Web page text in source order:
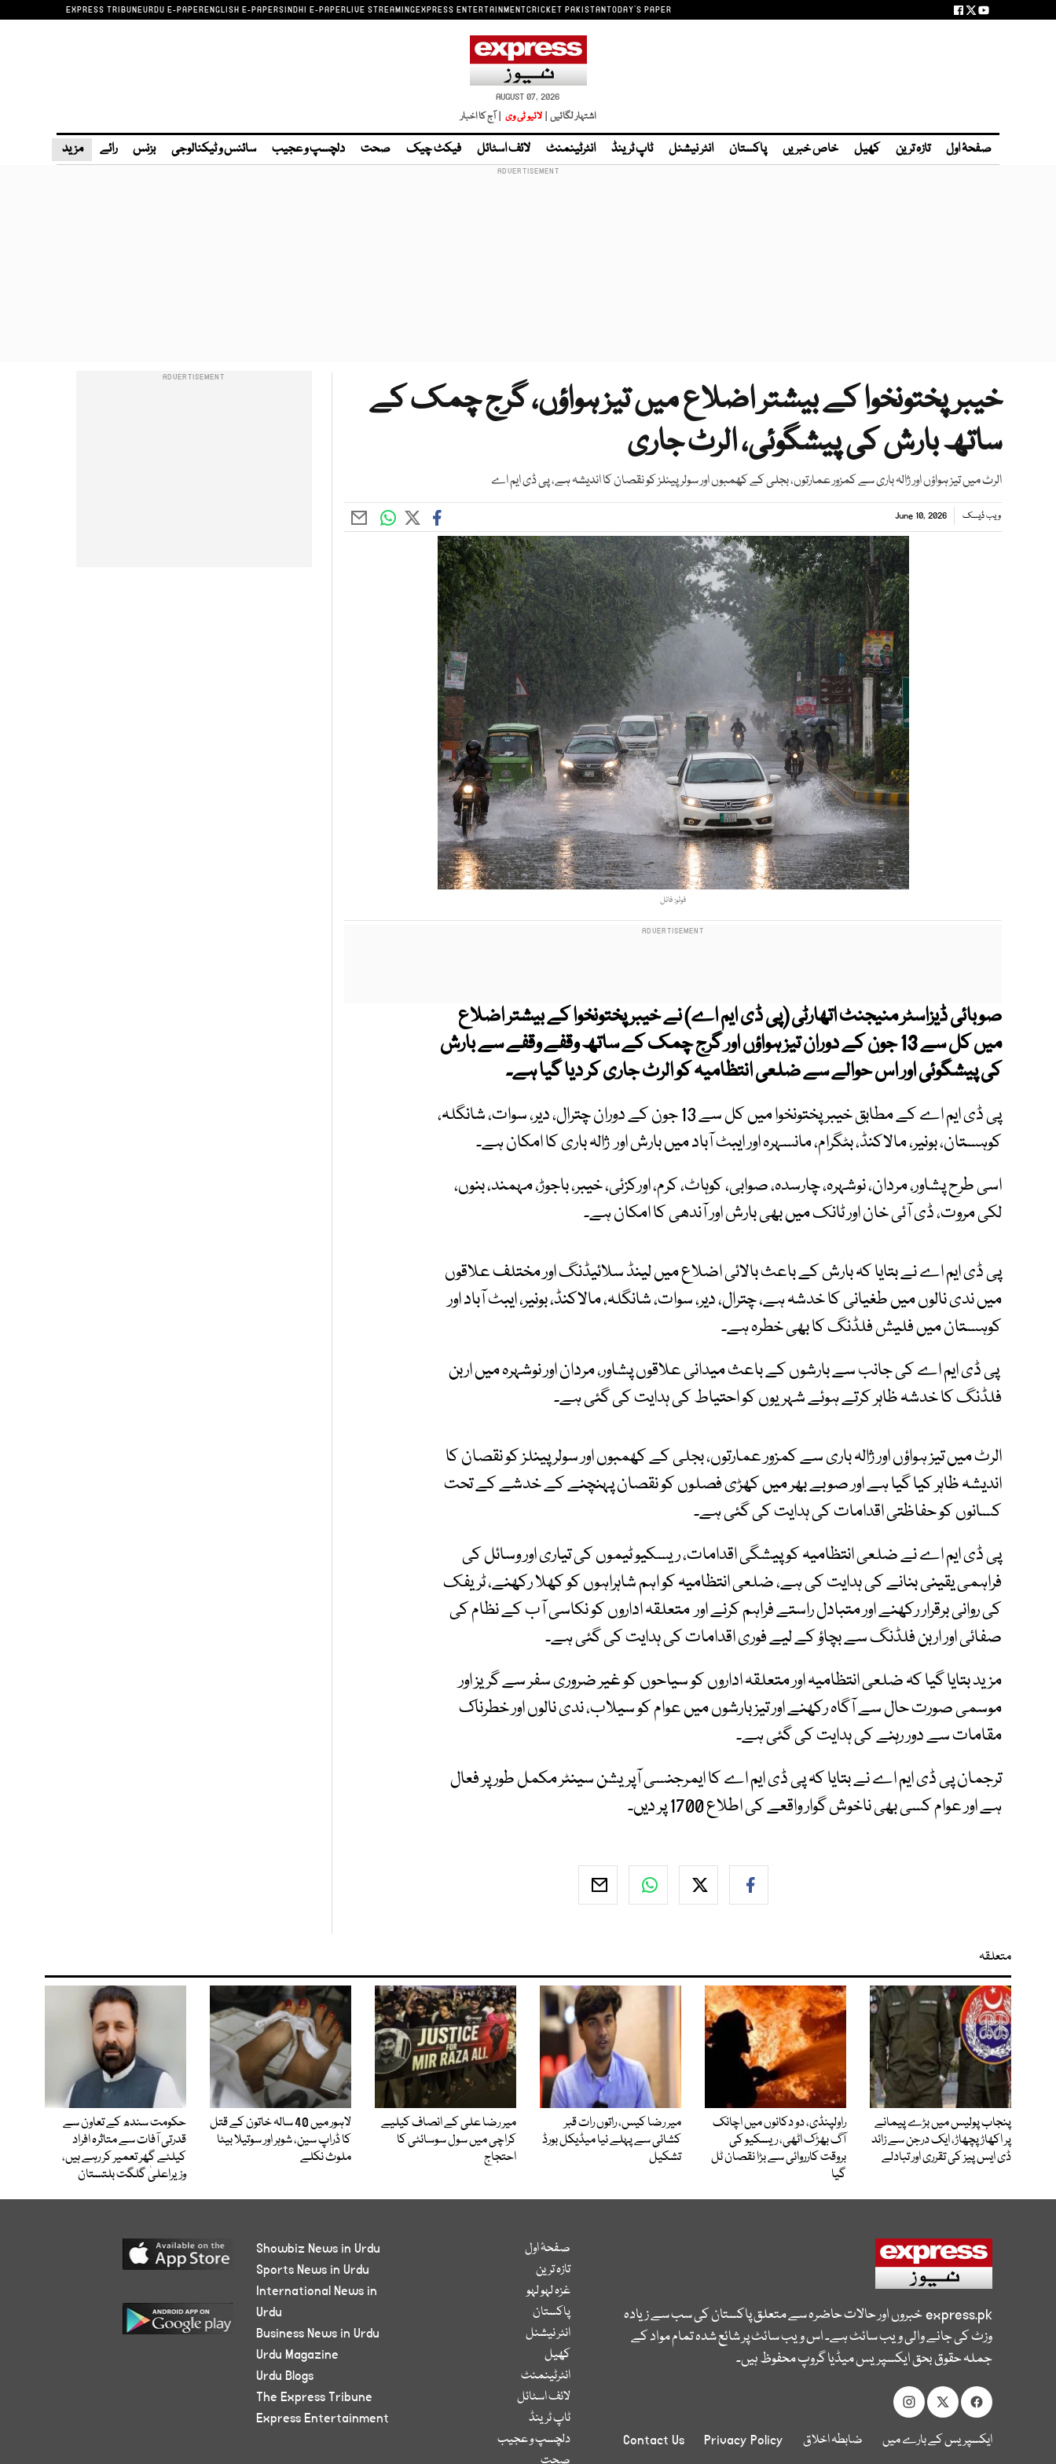
EXPRESS TRIBUNEURDU E-PAPERENGLISH E-PAPERSINDHI E-PAPERLIVE STREAMINGEXPRESS ENTERTAINMENTCRICKET PAKISTANTODAY'S PAPER
AUGUST 07, 2026
اشتہار لگائیں | لائیو ٹی وی | آج کا اخبار
صفحۂ اول تازہ ترین کھیل خاص خبریں پاکستان انٹر نیشنل ٹاپ ٹرینڈ انٹرٹینمنٹ لائف اسٹائل فیکٹ چیک صحت دلچسپ و عجیب سائنس و ٹیکنالوجی بزنس رائے مزید
خیبرپختونخوا کے بیشتر اضلاع میں تیز ہواؤں، گرج چمک کے
ساتھ بارش کی پیشگوئی، الرٹ جاری
الرٹ میں تیز ہواؤں اور ژالہ باری سے کمزور عمارتوں، بجلی کے کھمبوں اور سولر پینلز کو نقصان کا اندیشہ ہے، پی ڈی ایم اے
ویب ڈیسک June 10, 2026
فوٹو: فائل
صوبائی ڈیزاسٹر منیجنٹ اتھارٹی (پی ڈی ایم اے) نے خیبر پختونخوا کے بیشتر اضلاع
میں کل سے 13 جون کے دوران تیز ہواؤں اور گرج چمک کے ساتھ وقفے وقفے سے بارش
کی پیشگوئی اور اس حوالے سے ضلعی انتظامیہ کو الرٹ جاری کر دیا گیا ہے۔
پی ڈی ایم اے کے مطابق خیبرپختونخوا میں کل سے 13 جون کے دوران چترال، دیر، سوات، شانگلہ،
کوہستان، بونیر، مالاکنڈ، بٹگرام، مانسہرہ اور ایبٹ آباد میں بارش اور ژالہ باری کا امکان ہے۔
اسی طرح پشاور، مردان، نوشہرہ، چارسدہ، صوابی، کوہاٹ، کرم، اورکزئی، خیبر، باجوڑ، مہمند، بنوں،
لکی مروت، ڈی آئی خان اور ٹانک میں بھی بارش اور آندھی کا امکان ہے۔
پی ڈی ایم اے نے بتایا کہ بارش کے باعث بالائی اضلاع میں لینڈ سلائیڈنگ اور مختلف علاقوں
میں ندی نالوں میں طغیانی کا خدشہ ہے، چترال، دیر، سوات، شانگلہ، مالاکنڈ، بونیر، ایبٹ آباد اور
کوہستان میں فلیش فلڈنگ کا بھی خطرہ ہے۔
پی ڈی ایم اے کی جانب سے بارشوں کے باعث میدانی علاقوں پشاور، مردان اور نوشہرہ میں اربن
فلڈنگ کا خدشہ ظاہر کرتے ہوئے شہریوں کو احتیاط کی ہدایت کی گئی ہے۔
الرٹ میں تیز ہواؤں اور ژالہ باری سے کمزور عمارتوں، بجلی کے کھمبوں اور سولر پینلز کو نقصان کا
اندیشہ ظاہر کیا گیا ہے اور صوبے بھر میں کھڑی فصلوں کو نقصان پہنچنے کے خدشے کے تحت
کسانوں کو حفاظتی اقدامات کی ہدایت کی گئی ہے۔
پی ڈی ایم اے نے ضلعی انتظامیہ کو پیشگی اقدامات، ریسکیو ٹیموں کی تیاری اور وسائل کی
فراہمی یقینی بنانے کی ہدایت کی ہے، ضلعی انتظامیہ کو اہم شاہراہوں کو کھلا رکھنے، ٹریفک
کی روانی برقرار رکھنے اور متبادل راستے فراہم کرنے اور متعلقہ اداروں کو نکاسی آب کے نظام کی
صفائی اور اربن فلڈنگ سے بچاؤ کے لیے فوری اقدامات کی ہدایت کی گئی ہے۔
مزید بتایا گیا کہ ضلعی انتظامیہ اور متعلقہ اداروں کو سیاحوں کو غیر ضروری سفر سے گریز اور
موسمی صورت حال سے آگاہ رکھنے اور تیز بارشوں میں عوام کو سیلاب، ندی نالوں اور خطرناک
مقامات سے دور رہنے کی ہدایت کی گئی ہے۔
ترجمان پی ڈی ایم اے نے بتایا کہ پی ڈی ایم اے کا ایمرجنسی آپریشن سینٹر مکمل طور پر فعال
ہے اور عوام کسی بھی ناخوش گوار واقعے کی اطلاع 1700 پر دیں۔
متعلقہ
پنجاب پولیس میں بڑے پیمانے
پر اکھاڑ پچھاڑ، ایک درجن سے زائد
ڈی ایس پیز کی تقرری اور تبادلے
راولپنڈی، دو دکانوں میں اچانک
آگ بھڑک اٹھی، ریسکیو کی
بروقت کارروائی سے بڑا نقصان ٹل
گیا
میر رضا کیس، راتوں رات قبر
کشائی سے پہلے نیا میڈیکل بورڈ
تشکیل
میر رضا علی کے انصاف کیلیے
کراچی میں سول سوسائٹی کا
احتجاج
لاہور میں 40 سالہ خاتون کے قتل
کا ڈراپ سین، شوہر اور سوتیلا بیٹا
ملوث نکلے
حکومت سندھ کے تعاون سے
قدرتی آفات سے متاثرہ افراد
کیلئے گھر تعمیر کر رہے ہیں،
وزیراعلیٰ گلگت بلتستان
express.pkخبروں اور حالات حاضرہ سے متعلق پاکستان کی سب سے زیادہ
وزٹ کی جانے والی ویب سائٹ ہے۔ اس ویب سائٹ پر شائع شدہ تمام مواد کے
جملہ حقوق بحق ایکسپریس میڈیا گروپ محفوظ ہیں۔
ایکسپریس کے بارے میں ضابطہ اخلاق Privacy Policy
Contact Us
صفحۂ اول
تازہ ترین
غزہ لہو لہو
پاکستان
انٹر نیشنل
کھیل
انٹرٹینمنٹ
لائف اسٹائل
ٹاپ ٹرینڈ
دلچسپ و عجیب
Showbiz News in Urdu
Sports News in Urdu
International News in
Urdu
Business News in Urdu
Urdu Magazine
Urdu Blogs
The Express Tribune
Express Entertainment